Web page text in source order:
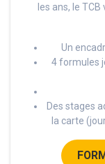
les ans, le
Un
4 formules
Des stages
la carte